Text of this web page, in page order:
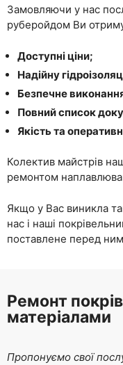
Замовляючи у нас
руберойдом Ви
Доступні ціни;
Надійну
Безпечне
Повний список
Якість та
Колектив майстрів
ремонтом
Якщо у Вас виникла
нас і наші
поставлене перед
Ремонт
матеріалами
Пропонуємо свої